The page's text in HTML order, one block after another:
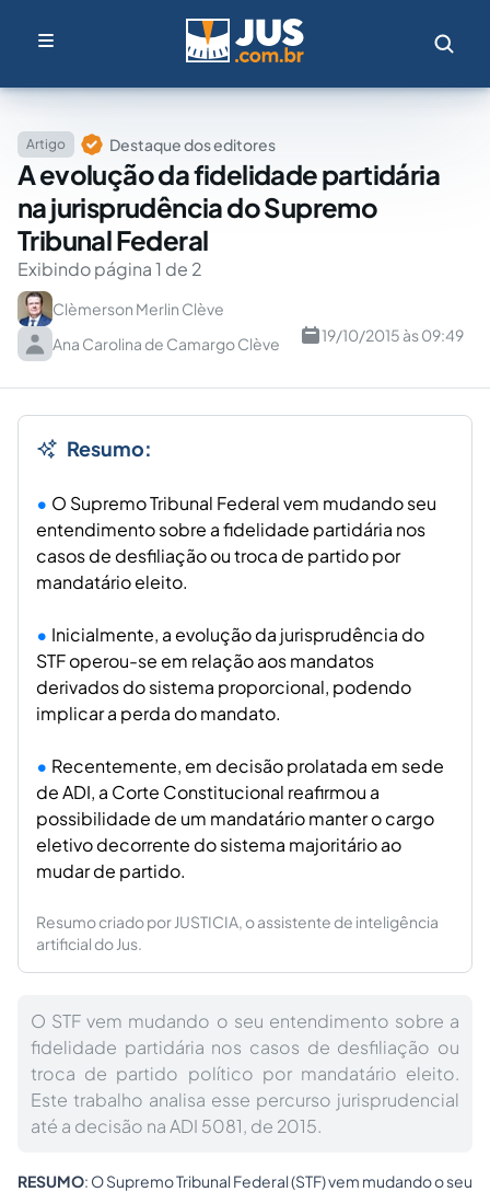
Artigo Destaque dos editores
A evolução da fidelidade partidária
na jurisprudência do Supremo
Tribunal Federal
Exibindo página 1 de 2
Clèmerson Merlin Clève
Ana Carolina de Camargo Clève
19/10/2015 às 09:49
Resumo:
O Supremo Tribunal Federal vem mudando seu
entendimento sobre a fidelidade partidária nos
casos de desfiliação ou troca de partido por
mandatário eleito.
Inicialmente, a evolução da jurisprudência do
STF operou-se em relação aos mandatos
derivados do sistema proporcional, podendo
implicar a perda do mandato.
Recentemente, em decisão prolatada em sede
de ADI, a Corte Constitucional reafirmou a
possibilidade de um mandatário manter o cargo
eletivo decorrente do sistema majoritário ao
mudar de partido.
Resumo criado por JUSTICIA, o assistente de inteligência
artificial do Jus.
O STF vem mudando o seu entendimento sobre a
fidelidade partidária nos casos de desfiliação ou
troca de partido político por mandatário eleito.
Este trabalho analisa esse percurso jurisprudencial
até a decisão na ADI 5081, de 2015.
RESUMO: O Supremo Tribunal Federal (STF) vem mudando o seu